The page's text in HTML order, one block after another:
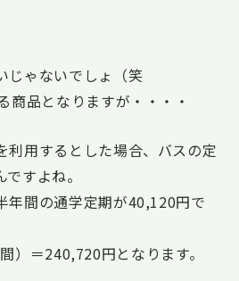
じゃないでしょ（笑
商品となりますが・・・・
利用するとした場合、バスの定
すよね。
年間の通学定期が40,120円で
＝240,720円となります。